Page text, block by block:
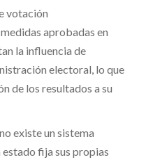
votación
aprobadas en
la influencia de
electoral, lo que
de los resultados a su
existe un sistema
fija sus propias